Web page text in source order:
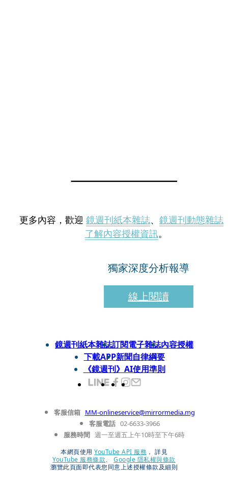
更多內容，歡迎 鏡週刊紙本雜誌、 鏡週刊動態雜誌
了解內容授權資訊。
獨家深度分析報導
線上閱讀
鏡週刊紙本雜誌訂閱電子雜誌內容授權
下載APP新聞自律綱要
《鏡週刊》AI使用準則
客服信箱 MM-onlineservice@mirrormedia.mg
客服電話 02-6633-3966
服務時間 週一至週五上午10時至下午6時
本網頁使用 YouTube API 服務 ， 詳見
YouTube 服務條款、
Google 隱私權與條款
瀏覽此頁面即代表您同意上述授權條款及細則